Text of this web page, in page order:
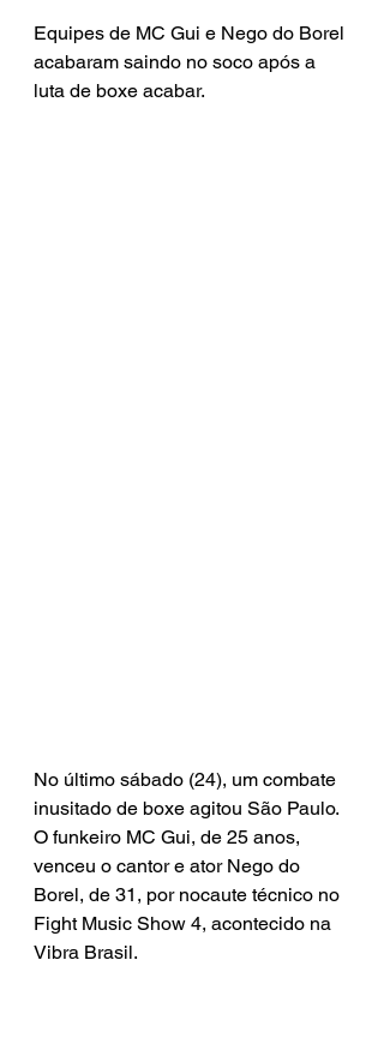
Equipes de MC Gui e Nego do Borel
acabaram saindo no soco após a
luta de boxe acabar.
No último sábado (24), um combate
inusitado de boxe agitou São Paulo.
O funkeiro MC Gui, de 25 anos,
venceu o cantor e ator Nego do
Borel, de 31, por nocaute técnico no
Fight Music Show 4, acontecido na
Vibra Brasil.